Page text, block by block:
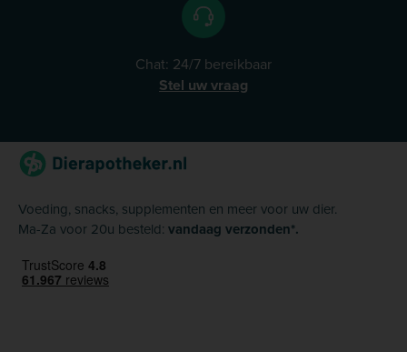
Chat: 24/7 bereikbaar
Stel uw vraag
Voeding, snacks, supplementen en meer voor uw dier.
Ma-Za voor 20u besteld: vandaag verzonden*.